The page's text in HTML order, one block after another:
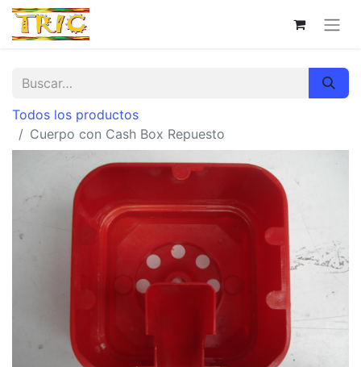
Todos los productos
Cuerpo con Cash Box Repuesto